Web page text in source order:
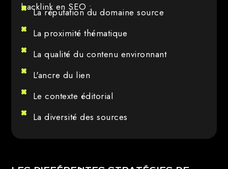
backlink en SEO :
La réputation du domaine source
La proximité thématique
La qualité du contenu environnant
L'ancre du lien
Le contexte éditorial
La diversité des sources